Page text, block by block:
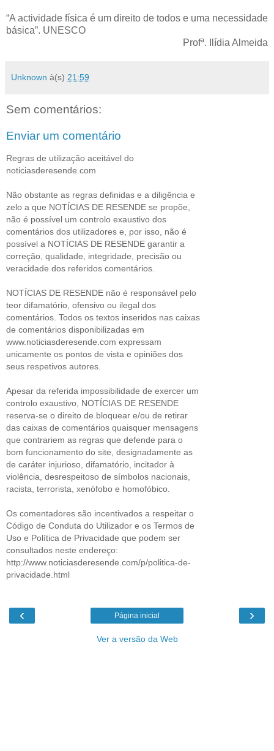
“A actividade física é um direito de todos e uma necessidade
básica”. UNESCO
Profª. Ilídia Almeida
Unknown à(s) 21:59
Sem comentários:
Enviar um comentário
Regras de utilização aceitável do
noticiasderesende.com
Não obstante as regras definidas e a diligência e
zelo a que NOTÍCIAS DE RESENDE se propõe,
não é possível um controlo exaustivo dos
comentários dos utilizadores e, por isso, não é
possível a NOTÍCIAS DE RESENDE garantir a
correção, qualidade, integridade, precisão ou
veracidade dos referidos comentários.
NOTÍCIAS DE RESENDE não é responsável pelo
teor difamatório, ofensivo ou ilegal dos
comentários. Todos os textos inseridos nas caixas
de comentários disponibilizadas em
www.noticiasderesende.com expressam
unicamente os pontos de vista e opiniões dos
seus respetivos autores.
Apesar da referida impossibilidade de exercer um
controlo exaustivo, NOTÍCIAS DE RESENDE
reserva-se o direito de bloquear e/ou de retirar
das caixas de comentários quaisquer mensagens
que contrariem as regras que defende para o
bom funcionamento do site, designadamente as
de caráter injurioso, difamatório, incitador à
violência, desrespeitoso de símbolos nacionais,
racista, terrorista, xenófobo e homofóbico.
Os comentadores são incentivados a respeitar o
Código de Conduta do Utilizador e os Termos de
Uso e Política de Privacidade que podem ser
consultados neste endereço:
http://www.noticiasderesende.com/p/politica-de-
privacidade.html
‹ ›
Página inicial
Ver a versão da Web